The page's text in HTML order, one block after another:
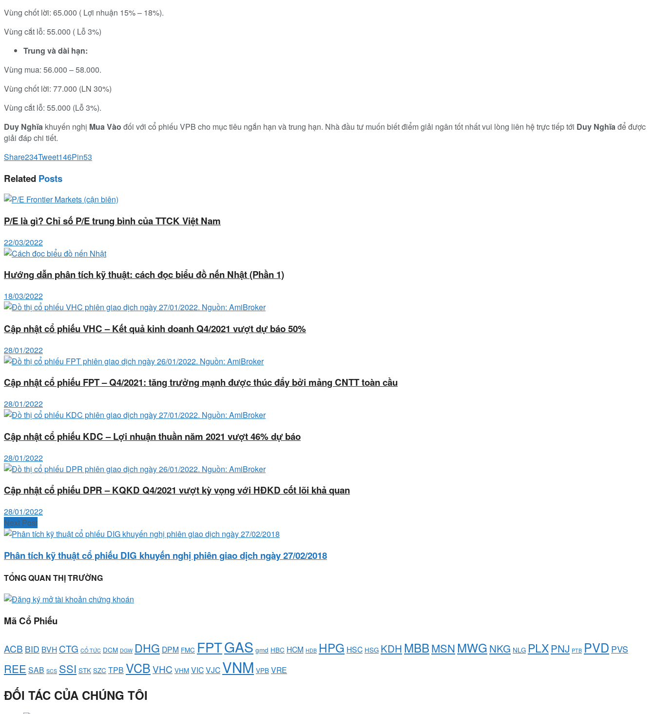
Vùng chốt lời: 65.000 ( Lợi nhuận 15% – 18%).
Vùng cắt lỗ: 55.000 ( Lỗ 3%)
Trung và dài hạn:
Vùng mua: 56.000 – 58.000.
Vùng chốt lời: 77.000 (LN 30%)
Vùng cắt lỗ: 55.000 (Lỗ 3%).
Duy Nghĩa khuyến nghị Mua Vào đối với cổ phiếu VPB cho mục tiêu ngắn hạn và trung hạn. Nhà đầu tư muốn biết điểm giải ngân tốt nhất vui lòng liên hệ trực tiếp tới Duy Nghĩađể được
giải đáp chi tiết.
Share234Tweet146Pin53
Related Posts
P/E là gì? Chỉ số P/E trung bình của TTCK Việt Nam
22/03/2022
Hướng dẫn phân tích kỹ thuật: cách đọc biểu đồ nến Nhật (Phần 1)
18/03/2022
Cập nhật cổ phiếu VHC – Kết quả kinh doanh Q4/2021 vượt dự báo 50%
28/01/2022
Cập nhật cổ phiếu FPT – Q4/2021: tăng trưởng mạnh được thúc đẩy bởi mảng CNTT toàn cầu
28/01/2022
Cập nhật cổ phiếu KDC – Lợi nhuận thuần năm 2021 vượt 46% dự báo
28/01/2022
Cập nhật cổ phiếu DPR – KQKD Q4/2021 vượt kỳ vọng với HĐKD cốt lõi khả quan
28/01/2022
Next Post
Phân tích kỹ thuật cổ phiếu DIG khuyến nghị phiên giao dịch ngày 27/02/2018
TỔNG QUAN THỊ TRƯỜNG
Mã Cổ Phiếu
ACB BID BVH CTG CỔ TỨC DCM DGW DHG DPM FMC FPTGAS gmd HBC HCM HDB HPG HSC HSG KDH MBBMSNMWG NKG NLG PLXPNJ PTB PVD PVS
REE SAB SCS SSI STK SZC TPB VCBVHC VHM VICVJC VNM VPB VRE
ĐỐI TÁC CỦA CHÚNG TÔI